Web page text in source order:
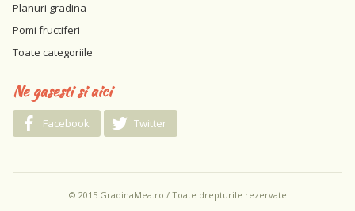
Planuri gradina
Pomi fructiferi
Toate categoriile
Ne gasesti si aici
Facebook Twitter
© 2015 GradinaMea.ro / Toate drepturile rezervate